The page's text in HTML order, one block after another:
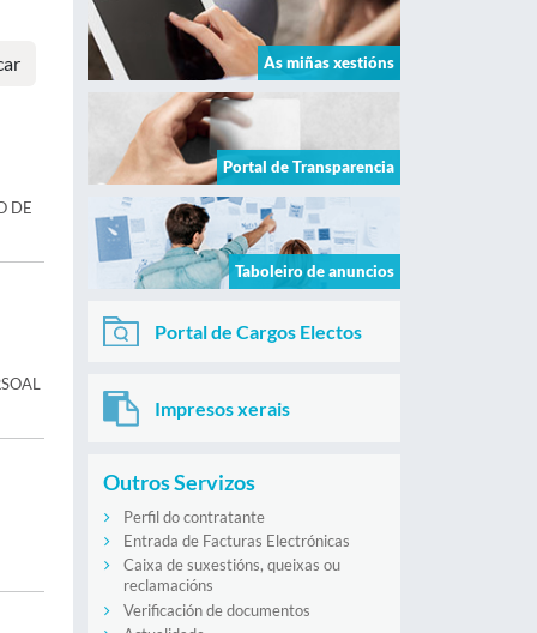
DE
As miñas xestións
Portal de Transparencia
Taboleiro de anuncios
Portal de Cargos Electos
Impresos xerais
Outros Servizos
Perfil do contratante
Entrada de Facturas Electrónicas
Caixa de suxestións, queixas ou
reclamacións
Verificación de documentos